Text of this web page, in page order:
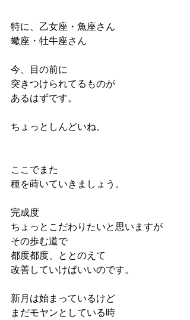
特に、乙女座・魚座さん
蠍座・牡牛座さん
今、目の前に
突きつけられてるものが
あるはずです。
ちょっとしんどいね。
ここでまた
種を蒔いていきましょう。
完成度
ちょっとこだわりたいと思いますが
その歩む道で
都度都度、ととのえて
改善していけばいいのです。
新月は始まっているけど
まだモヤンとしている時